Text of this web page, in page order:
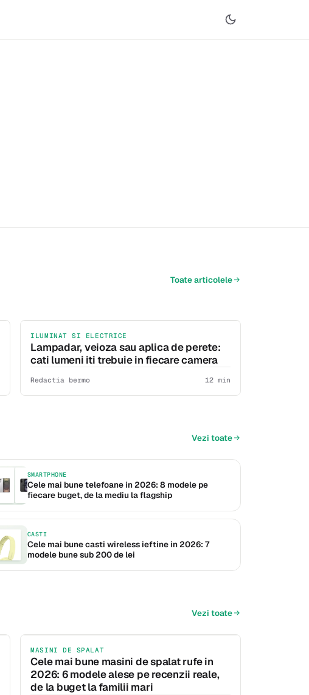
Toate articolele
ILUMINAT SI ELECTRICE
Lampadar, veioza sau aplica de perete:
cati lumeni iti trebuie in fiecare camera
Redactia bermo 12 min
Vezi toate
SMARTPHONE
Cele mai bune telefoane in 2026: 8 modele pe
fiecare buget, de la mediu la flagship
CASTI
Cele mai bune casti wireless ieftine in 2026: 7
modele bune sub 200 de lei
Vezi toate
MASINI DE SPALAT
Cele mai bune masini de spalat rufe in
2026: 6 modele alese pe recenzii reale,
de la buget la familii mari